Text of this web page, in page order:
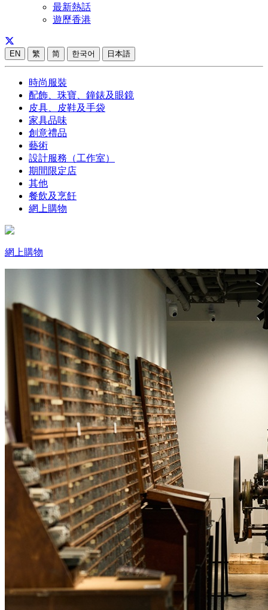
最新熱話
遊歷香港
EN 繁 简 한국어 日本語
時尚服裝
配飾、珠寶、鐘錶及眼鏡
皮具、皮鞋及手袋
家具品味
創意禮品
藝術
設計服務（工作室）
期間限定店
其他
餐飲及烹飪
網上購物
網上購物